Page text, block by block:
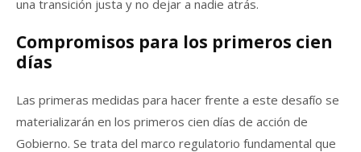
una transición justa y no dejar a nadie atrás.
Compromisos para los primeros cien
días
Las primeras medidas para hacer frente a este desafío se
materializarán en los primeros cien días de acción de
Gobierno. Se trata del marco regulatorio fundamental que